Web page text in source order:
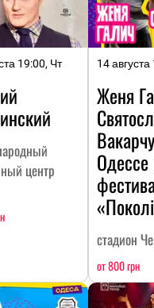
19:00, Чт
центр
14
Женя
стадион
от 800 грн